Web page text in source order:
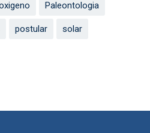
Paleontologia
postular solar